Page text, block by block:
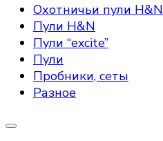
Охотничьи пули H&N
Пули H&N
Пули “excite”
Пули
Пробники, сеты
Разное